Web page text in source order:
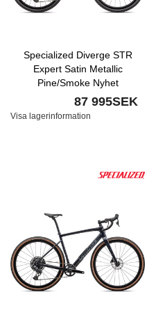
Specialized Diverge STR
Expert Satin Metallic
Pine/Smoke Nyhet
87 995SEK
Visa lagerinformation